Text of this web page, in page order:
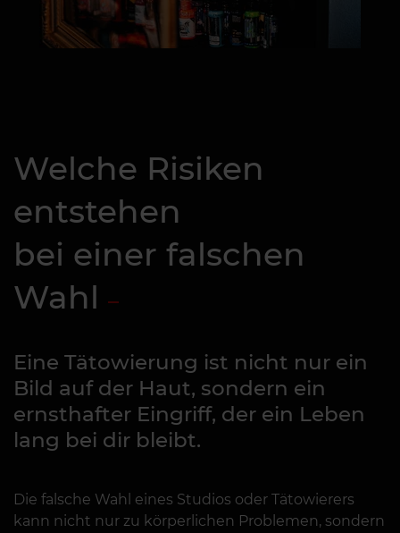
Welche Risiken
entstehen
bei einer falschen
Wahl
Eine Tätowierung ist nicht nur ein
Bild auf der Haut, sondern ein
ernsthafter Eingriff, der ein Leben
lang bei dir bleibt.
Die falsche Wahl eines Studios oder Tätowierers
kann nicht nur zu körperlichen Problemen, sondern